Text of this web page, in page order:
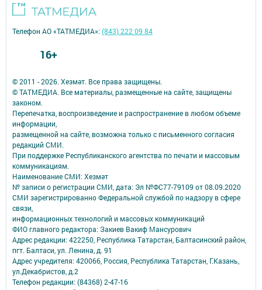
© 2011 - 2026. Хезмәт. Все права защищены.
© ТАТМЕДИА. Все материалы, размещенные на сайте, защищены
законом.
Перепечатка, воспроизведение и распространение в любом объеме
информации,
размещенной на сайте, возможна только с письменного согласия
редакций СМИ.
При поддержке Республиканского агентства по печати и массовым
коммуникациям.
Наименование СМИ: Хезмәт
№ записи о регистрации СМИ, дата: Эл №ФС77-79109 от 08.09.2020
СМИ зарегистрированно Федеральной службой по надзору в сфере
связи,
информационных технологий и массовых коммуникаций
ФИО главного редактора: Закиев Вакиф Мансурович
Адрес редакции: 422250, Республика Татарстан, Балтасинский район,
пгт. Балтаси, ул. Ленина, д. 91
Адрес учредителя: 420066, Россия, Республика Татарстан, Г.Казань,
ул.Декабристов, д.2
Телефон редакции: (84368) 2-47-16
Телефон АО «ТАТМЕДИА»:(843) 222 09 84
16+